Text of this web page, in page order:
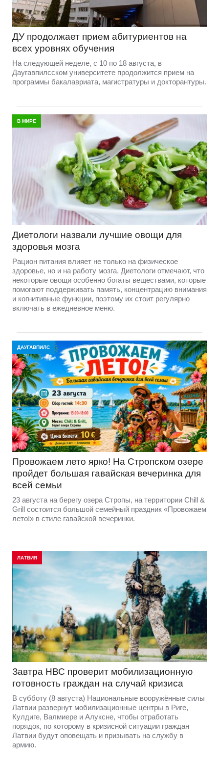
ДУ продолжает прием абитуриентов на
всех уровнях обучения
На следующей неделе, с 10 по 18 августа, в
Даугавпилсском университете продолжится прием на
программы бакалавриата, магистратуры и докторантуры.
В МИРЕ
Диетологи назвали лучшие овощи для
здоровья мозга
Рацион питания влияет не только на физическое
здоровье, но и на работу мозга. Диетологи отмечают, что
некоторые овощи особенно богаты веществами, которые
помогают поддерживать память, концентрацию внимания
и когнитивные функции, поэтому их стоит регулярно
включать в ежедневное меню.
ДАУГАВПИЛС
Провожаем лето ярко! На Стропском озере
пройдет большая гавайская вечеринка для
всей семьи
23 августа на берегу озера Стропы, на территории Chill &
Grill состоится большой семейный праздник «Провожаем
лето!» в стиле гавайской вечеринки.
ЛАТВИЯ
Завтра НВС проверит мобилизационную
готовность граждан на случай кризиса
В субботу (8 августа) Национальные вооружённые силы
Латвии развернут мобилизационные центры в Риге,
Кулдиге, Валмиере и Алуксне, чтобы отработать
порядок, по которому в кризисной ситуации граждан
Латвии будут оповещать и призывать на службу в
армию.